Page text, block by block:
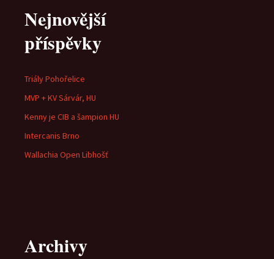
Nejnovější
příspěvky
Triály Pohořelice
MVP + KV Sárvár, HU
Kenny je CIB a šampion HU
Intercanis Brno
Wallachia Open Libhošť
Archivy